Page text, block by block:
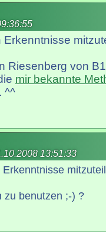
Riesenberg von
mir bekannte
^^
13:51:33
zu benutzen ;-) ?